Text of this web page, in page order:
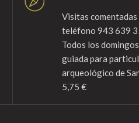
Visitas
teléfono 943 639
Todos los
guiada para
arqueológico de
5,75 €